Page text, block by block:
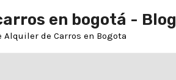
en bogotá - Blog
de Carros en Bogota